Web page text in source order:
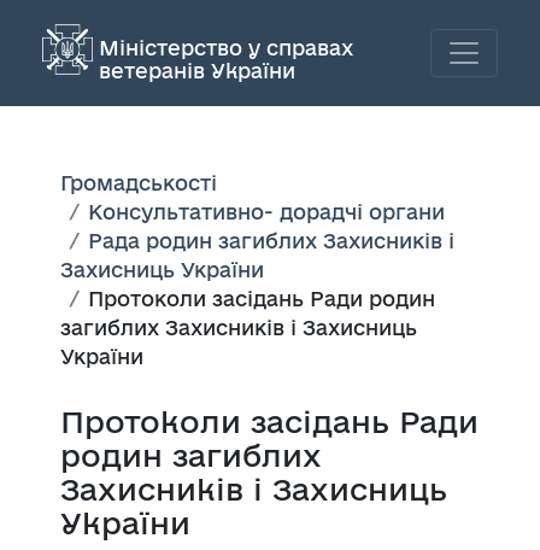
Міністерство у справах
ветеранів України
Громадськості
Консультативно- дорадчі органи
Рада родин загиблих Захисників і
Захисниць України
Протоколи засідань Ради родин
загиблих Захисників і Захисниць
України
Протоколи засідань Ради
родин загиблих
Захисників і Захисниць
України